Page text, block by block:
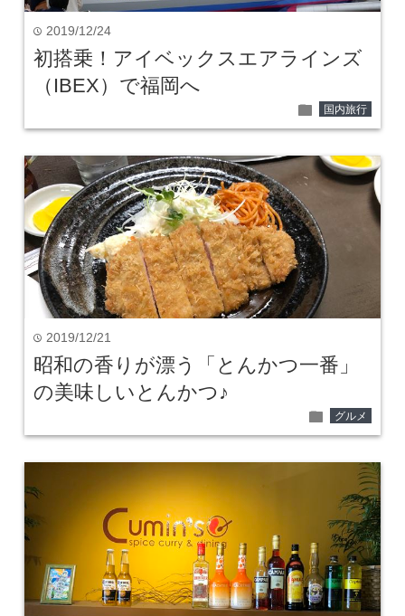
time 2019/12/24
初搭乗！アイベックスエアラインズ
（IBEX）で福岡へ
folder 国内旅行
time 2019/12/21
昭和の香りが漂う「とんかつ一番」
の美味しいとんかつ♪
folder グルメ